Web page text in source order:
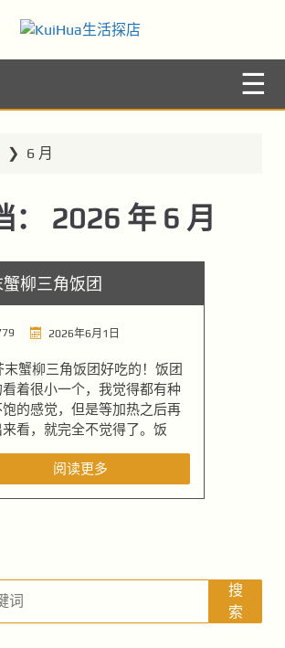
KuiHua生活探
店
❯ 6 月
： 2026 年 6 月
柳三角饭团
2026年6月1日
末蟹柳三角饭团好吃的！饭团
着很小一个，我觉得都有种
饱的感觉，但是等加热之后再
看，就完全不觉得了。饭
阅读更多
搜
索